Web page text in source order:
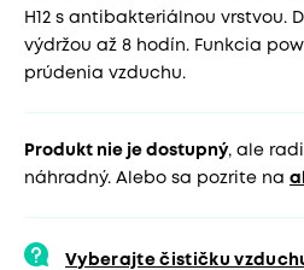
H12 s antibakteriálnou vrstvou.
výdržou až 8 hodín. Funkcia
prúdenia vzduchu.
Produkt nie je dostupný, ale
náhradný. Alebo sa pozrite na
Vyberajte čističku